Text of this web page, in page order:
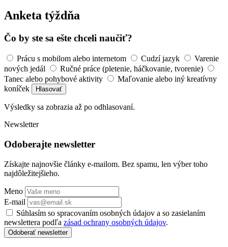
Anketa týždňa
Čo by ste sa ešte chceli naučiť?
Prácu s mobilom alebo internetom Cudzí jazyk
Varenie
nových jedál
Ručné práce (pletenie, háčkovanie, tvorenie)
Tanec alebo pohybové aktivity
Maľovanie alebo iný kreatívny
koníček
Hlasovať
Výsledky sa zobrazia až po odhlasovaní.
Newsletter
Odoberajte newsletter
Získajte najnovšie články e-mailom. Bez spamu, len výber toho
najdôležitejšieho.
Meno
E-mail
Súhlasím so spracovaním osobných údajov a so zasielaním
newslettera podľa zásad ochrany osobných údajov.
Odoberať newsletter